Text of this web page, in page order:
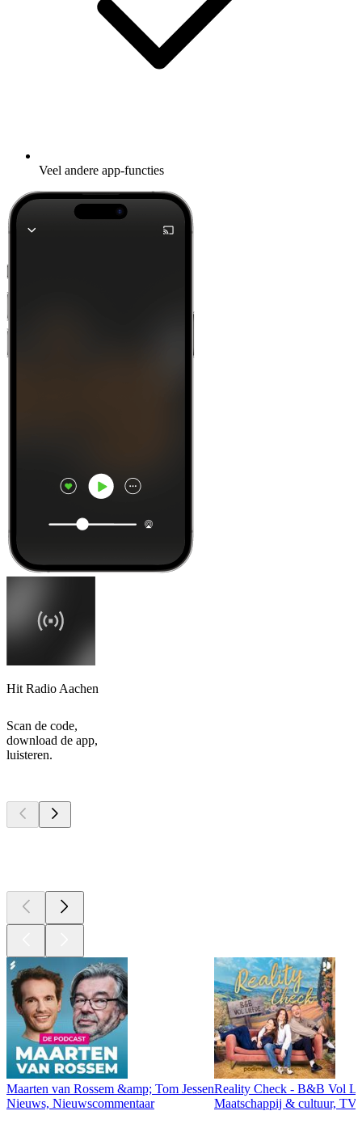
Veel andere app-functies
Hit Radio Aachen
Scan de code,
download de app,
luisteren.
Maarten van Rossem &amp; Tom Jessen
Nieuws, Nieuwscommentaar
Reality Check - B&B Vol
Maatschappij & cultuur,